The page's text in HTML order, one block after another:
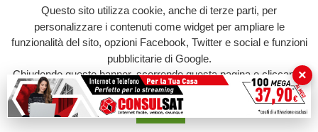
Free sport
La Bottega di Filosofia
Labnews
Le Voci del Parco
Questo sito utilizza cookie, anche di terze parti, per
personalizzare i contenuti come widget per ampliare le
funzionalità del sito, opzioni Facebook, Twitter e social e funzioni
pubblicitarie di Google.
Chiudendo questo banner, scorrendo questa pagina o cliccando
su qualunque suo elemento acconsenti all'uso dei cookie.
Accetta
×